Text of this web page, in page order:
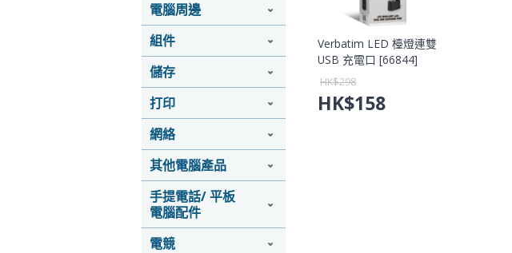
電腦周邊
組件
儲存
打印
網絡
其他電腦產品
手提電話/ 平板
電腦配件
電競
Verbatim LED 檯燈連雙
USB 充電口 [66844]
HK$298
HK$158